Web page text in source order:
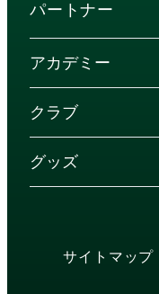
パートナー
アカデミー
クラブ
グッズ
サイトマップ